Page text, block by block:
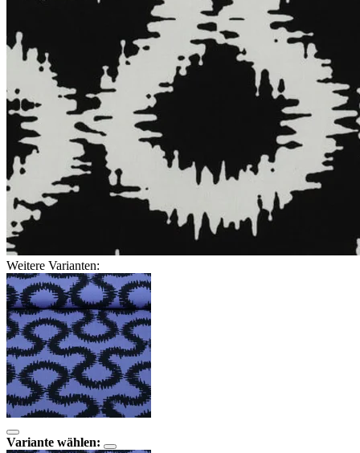
Weitere Varianten:
Variante wählen: